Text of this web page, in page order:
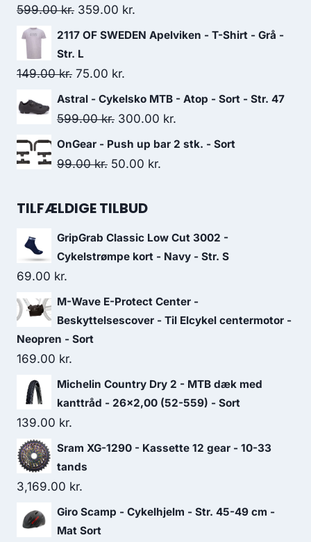
799.00 kr..
599.00kr. Original
price
was:
599.00 kr..
359.00 kr.
price
2117 OF SWEDEN Apelviken - T-Shirt - Grå -
Str. L
149.00kr. Original
price
was:
75.00 kr.
price
is:
Astral - Cykelsko MTB - Atop - Sort - Str. 47
599.00kr. Original
price
was:
300.00 kr.
price
OnGear - Push up bar 2 stk. - Sort
99.00kr. Original
was:
50.00 kr.
TILFÆLDIGE TILBUD
GripGrab Classic Low Cut 3002 -
Cykelstrømpe kort - Navy - Str. S
69.00 kr.
M-Wave E-Protect Center -
Beskyttelsescover - Til Elcykel centermotor -
Neopren - Sort
169.00 kr.
Michelin Country Dry 2 - MTB dæk med
kanttråd - 26x2,00 (52-559) - Sort
139.00 kr.
Sram XG-1290 - Kassette 12 gear - 10-33
tands
3,169.00 kr.
Giro Scamp - Cykelhjelm - Str. 45-49 cm -
Mat Sort